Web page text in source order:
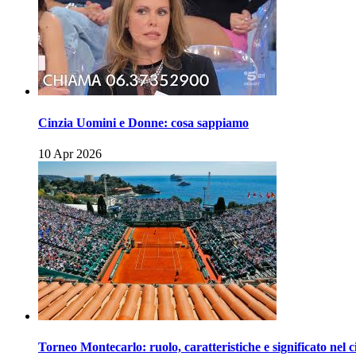
Cinzia Uomini e Donne: cosa sappiamo
10 Apr 2026
Torneo Montecarlo: ruolo, caratteristiche e significato nel